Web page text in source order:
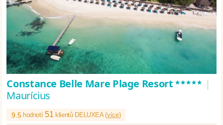
Constance Belle Mare Plage Resort***** |
Maurícius
9.5 hodnotí51klientů DELUXEA (více)